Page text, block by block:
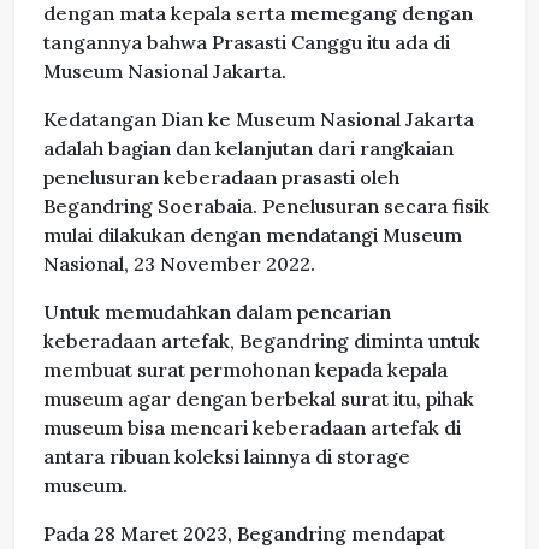
dengan mata kepala serta memegang dengan
tangannya bahwa Prasasti Canggu itu ada di
Museum Nasional Jakarta.
Kedatangan Dian ke Museum Nasional Jakarta
adalah bagian dan kelanjutan dari rangkaian
penelusuran keberadaan prasasti oleh
Begandring Soerabaia. Penelusuran secara fisik
mulai dilakukan dengan mendatangi Museum
Nasional, 23 November 2022.
Untuk memudahkan dalam pencarian
keberadaan artefak, Begandring diminta untuk
membuat surat permohonan kepada kepala
museum agar dengan berbekal surat itu, pihak
museum bisa mencari keberadaan artefak di
antara ribuan koleksi lainnya di storage
museum.
Pada 28 Maret 2023, Begandring mendapat